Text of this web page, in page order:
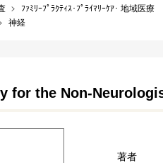
ﾌｧﾐﾘｰﾌﾟﾗｸﾃｨｽ･ﾌﾟﾗｲﾏﾘｰｹｱ･ 地域医療
神経
for the Non-
著者